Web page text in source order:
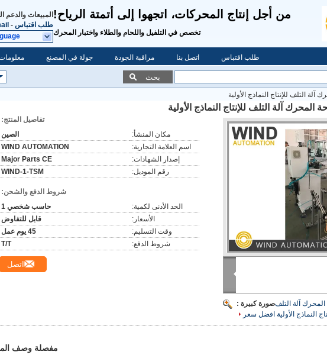
من أجل إنتاج المحركات، اتجهوا إلى أتمتة الرياح!
تخصص في التلفيل واللحام والطلاء واختبار المحرك
المبيعات والدعم
طلب اقتباس -
جولة في المصنع مراقبة الجودة اتصل بنا طلب اقتباس
بحث
التلف للإنتاج النماذج الأولية
آلة التلف للإنتاج النماذج الأولية
صورة كبيرة :آلة التلف
النماذج الأولية افضل سعر
تفاصيل المنتج:
مكان المنشأ:
الصين
اسم العلامة التجارية:
WIND AUTOMATION
إصدار الشهادات:
Major Parts CE
رقم الموديل:
WIND-1-TSM
شروط الدفع والشحن:
الحد الأدنى لكمية:
حاسب شخصي 1
الأسعار:
قابل للتفاوض
وقت التسليم:
45 يوم عمل
شروط الدفع:
T/T
اتصل
مفصلة وصف